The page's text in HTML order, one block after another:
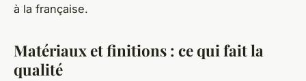
à la française.
Matériaux et finitions : ce qui fait la
qualité